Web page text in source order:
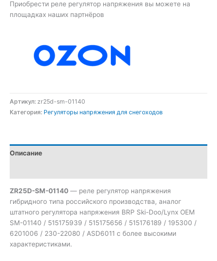
Приобрести реле регулятор напряжения вы можете на
площадках наших партнёров
Артикул: zr25d-sm-01140
Категория: Регуляторы напряжения для снегоходов
Описание
ZR25D-SM-01140 — реле регулятор напряжения
гибридного типа российского производства, аналог
штатного регулятора напряжения BRP Ski-Doo/Lynx OEM
SM-01140 / 515175939 / 515175656 / 515176189 / 195300 /
6201006 / 230-22080 / ASD6011 с более высокими
характеристиками.